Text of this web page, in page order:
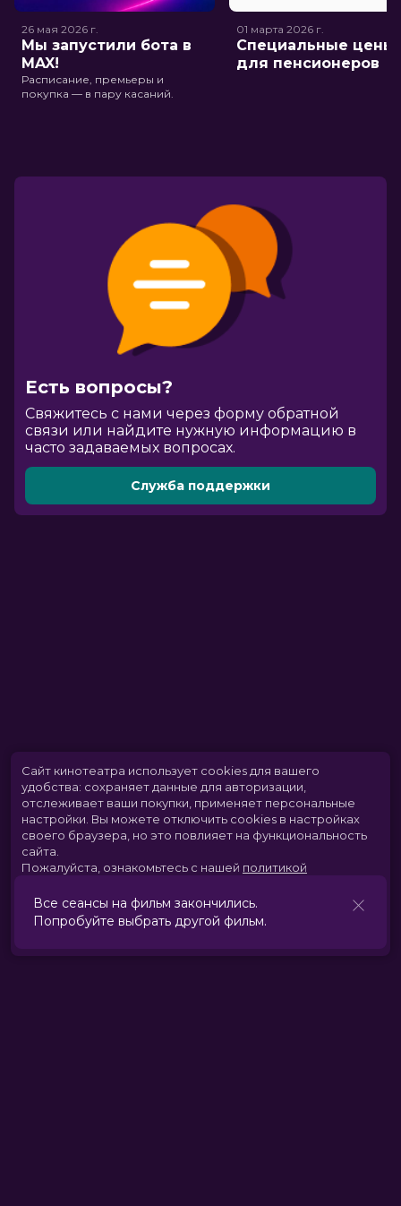
26 мая 2026 г.
Мы запустили бота в
MAX!
Расписание, премьеры и
покупка — в пару касаний.
01 марта 2026 г.
Специальные цены
для пенсионеров
Есть вопросы?
Cвяжитесь с нами через форму обратной
связи или найдите нужную информацию в
часто задаваемых вопросах.
Служба поддержки
Все сеансы на фильм закончились.
Попробуйте выбрать другой фильм.
Сайт кинотеатра использует cookies для вашего
удобства: сохраняет данные для авторизации,
отслеживает ваши покупки, применяет персональные
настройки. Вы можете отключить cookies в настройках
своего браузера, но это повлияет на функциональность
сайта.
Пожалуйста, ознакомьтесь с нашей политикой
Принять